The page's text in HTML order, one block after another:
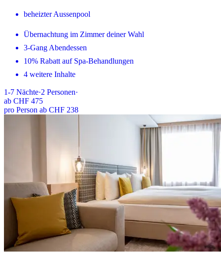
beheizter Aussenpool
Übernachtung im Zimmer deiner Wahl
3-Gang Abendessen
10% Rabatt auf Spa-Behandlungen
4 weitere Inhalte
1-7 Nächte·2 Personen·
ab CHF 475
pro Person ab CHF 238